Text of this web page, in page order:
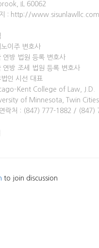
IL 60062
지 : http://www.sisunlawllc.com
이주 변호사
연방 법원 등록 변호사
연방 조세 법원 등록 변호사
인 시선 대표
Kent College of Law, J.D.
of Minnesota, Twin
락처 : (847) 777-1882 / (847)
to join discussion